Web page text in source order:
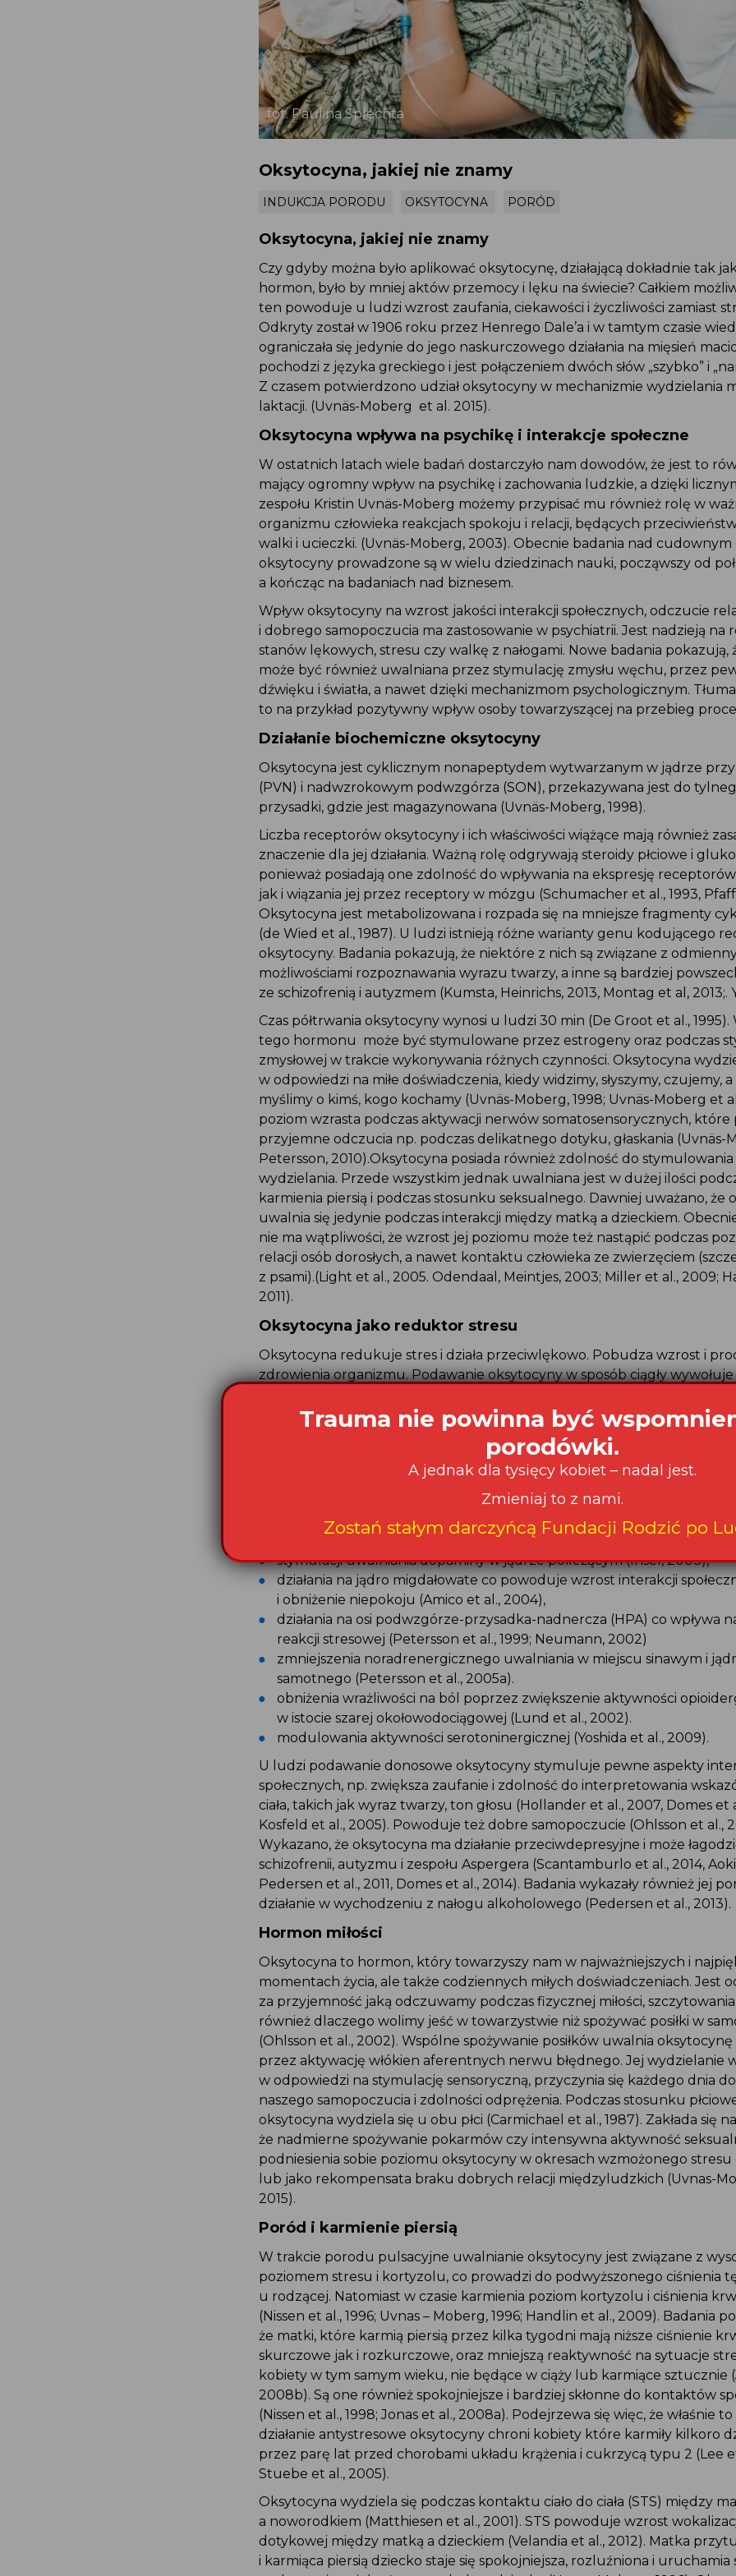
fot. Paulina Splechta
Oksytocyna, jakiej nie znamy
INDUKCJA PORODU OKSYTOCYNA PORÓD
Oksytocyna, jakiej nie znamy
Czy gdyby można było aplikować oksytocynę, działającą dokładnie tak
hormon, było by mniej aktów przemocy i lęku na świecie? Całkiem
ten powoduje u ludzi wzrost zaufania, ciekawości i życzliwości zamiast
Odkryty został w 1906 roku przez Henrego Dale’a i w tamtym czasie
ograniczała się jedynie do jego naskurczowego działania na mięsień
pochodzi z języka greckiego i jest połączeniem dwóch słów „szybko” i
Z czasem potwierdzono udział oksytocyny w mechanizmie wydzielania
laktacji. (Uvnäs-Moberg et al. 2015).
Oksytocyna wpływa na psychikę i interakcje społeczne
W ostatnich latach wiele badań dostarczyło nam dowodów, że jest to
mający ogromny wpływ na psychikę i zachowania ludzkie, a dzięki
zespołu Kristin Uvnäs-Moberg możemy przypisać mu również rolę w
organizmu człowieka reakcjach spokoju i relacji, będących
walki i ucieczki. (Uvnäs-Moberg, 2003). Obecnie badania nad cudownym
oksytocyny prowadzone są w wielu dziedzinach nauki, począwszy od
a kończąc na badaniach nad biznesem.
Wpływ oksytocyny na wzrost jakości interakcji społecznych, odczucie
i dobrego samopoczucia ma zastosowanie w psychiatrii. Jest nadzieją na
stanów lękowych, stresu czy walkę z nałogami. Nowe badania pokazują,
może być również uwalniana przez stymulację zmysłu węchu, przez
dźwięku i światła, a nawet dzięki mechanizmom psychologicznym.
to na przykład pozytywny wpływ osoby towarzyszącej na przebieg
Działanie biochemiczne oksytocyny
Oksytocyna jest cyklicznym nonapeptydem wytwarzanym w jądrze
(PVN) i nadwzrokowym podwzgórza (SON), przekazywana jest do
przysadki, gdzie jest magazynowana (Uvnäs-Moberg, 1998).
Liczba receptorów oksytocyny i ich właściwości wiążące mają również
znaczenie dla jej działania. Ważną rolę odgrywają steroidy płciowe i
ponieważ posiadają one zdolność do wpływania na ekspresję
jak i wiązania jej przez receptory w mózgu (Schumacher et al., 1993, Pfaff
Oksytocyna jest metabolizowana i rozpada się na mniejsze fragmenty
(de Wied et al., 1987). U ludzi istnieją różne warianty genu kodującego
oksytocyny. Badania pokazują, że niektóre z nich są związane z
możliwościami rozpoznawania wyrazu twarzy, a inne są bardziej
ze schizofrenią i autyzmem (Kumsta, Heinrichs, 2013, Montag et al, 2013;.
Czas półtrwania oksytocyny wynosi u ludzi 30 min (De Groot et al., 1995).
tego hormonu może być stymulowane przez estrogeny oraz podczas
zmysłowej w trakcie wykonywania różnych czynności. Oksytocyna
w odpowiedzi na miłe doświadczenia, kiedy widzimy, słyszymy, czujemy,
myślimy o kimś, kogo kochamy (Uvnäs-Moberg, 1998; Uvnäs-Moberg et
poziom wzrasta podczas aktywacji nerwów somatosensorycznych, które
przyjemne odczucia np. podczas delikatnego dotyku, głaskania (Uvnäs-
Petersson, 2010).Oksytocyna posiada również zdolność do stymulowania
wydzielania. Przede wszystkim jednak uwalniana jest w dużej ilości
karmienia piersią i podczas stosunku seksualnego. Dawniej uważano, że
uwalnia się jedynie podczas interakcji między matką a dzieckiem.
nie ma wątpliwości, że wzrost jej poziomu może też nastąpić podczas
relacji osób dorosłych, a nawet kontaktu człowieka ze zwierzęciem
z psami).(Light et al., 2005. Odendaal, Meintjes, 2003; Miller et al., 2009;
2011).
Oksytocyna jako reduktor stresu
Oksytocyna redukuje stres i działa przeciwlękowo. Pobudza wzrost i
zdrowienia organizmu. Podawanie oksytocyny w sposób ciągły wywołuje
iniekcje lub podaż do komór mózgowych powodują zmniejszenie
poziomu kortyzolu i obniżenie progu bólu. Oddziałuje również na
hormonów żołądkowo-jelitowych. Poziom insuliny zwiększa się w okresie
tygodni po podaniu ostatniej dawki oksytocyny (Petersson et al., 2005b).
podawanie oksytocyny zwiększa tempo uczenia się i gojenie się ran
1998; Uvnas – Moberg et al, 2000). Dodatkowo wpływ tego hormonu na
samopoczucie można wynikać z:
stymulacji uwalniania dopaminy w jądrze półleżącym (Insel, 2003),
działania na jądro migdałowate co powoduje wzrost interakcji
i obniżenie niepokoju (Amico et al., 2004),
działania na osi podwzgórze-przysadka-nadnercza (HPA) co wpływa
reakcji stresowej (Petersson et al., 1999; Neumann, 2002)
zmniejszenia noradrenergicznego uwalniania w miejscu sinawym i
samotnego (Petersson et al., 2005a).
obniżenia wrażliwości na ból poprzez zwiększenie aktywności
w istocie szarej okołowodociągowej (Lund et al., 2002).
modulowania aktywności serotoninergicznej (Yoshida et al., 2009).
U ludzi podawanie donosowe oksytocyny stymuluje pewne aspekty
społecznych, np. zwiększa zaufanie i zdolność do interpretowania
ciała, takich jak wyraz twarzy, ton głosu (Hollander et al., 2007, Domes et
Kosfeld et al., 2005). Powoduje też dobre samopoczucie (Ohlsson et al.,
Wykazano, że oksytocyna ma działanie przeciwdepresyjne i może
schizofrenii, autyzmu i zespołu Aspergera (Scantamburlo et al., 2014, Aoki
Pedersen et al., 2011, Domes et al., 2014). Badania wykazały również jej
działanie w wychodzeniu z nałogu alkoholowego (Pedersen et al., 2013).
Hormon miłości
Oksytocyna to hormon, który towarzyszy nam w najważniejszych i
momentach życia, ale także codziennych miłych doświadczeniach. Jest
za przyjemność jaką odczuwamy podczas fizycznej miłości,
również dlaczego wolimy jeść w towarzystwie niż spożywać posiłki w
(Ohlsson et al., 2002). Wspólne spożywanie posiłków uwalnia oksytocynę
przez aktywację włókien aferentnych nerwu błędnego. Jej wydzielanie
w odpowiedzi na stymulację sensoryczną, przyczynia się każdego dnia
naszego samopoczucia i zdolności odprężenia. Podczas stosunku
oksytocyna wydziela się u obu płci (Carmichael et al., 1987). Zakłada się
że nadmierne spożywanie pokarmów czy intensywna aktywność
podniesienia sobie poziomu oksytocyny w okresach wzmożonego stresu
lub jako rekompensata braku dobrych relacji międzyludzkich (Uvnas-
2015).
Poród i karmienie piersią
W trakcie porodu pulsacyjne uwalnianie oksytocyny jest związane z
poziomem stresu i kortyzolu, co prowadzi do podwyższonego ciśnienia
u rodzącej. Natomiast w czasie karmienia poziom kortyzolu i ciśnienia
(Nissen et al., 1996; Uvnas – Moberg, 1996; Handlin et al., 2009). Badania
że matki, które karmią piersią przez kilka tygodni mają niższe ciśnienie
skurczowe jak i rozkurczowe, oraz mniejszą reaktywność na sytuacje
kobiety w tym samym wieku, nie będące w ciąży lub karmiące sztucznie
2008b). Są one również spokojniejsze i bardziej skłonne do kontaktów
(Nissen et al., 1998; Jonas et al., 2008a). Podejrzewa się więc, że właśnie
działanie antystresowe oksytocyny chroni kobiety które karmiły kilkoro
przez parę lat przed chorobami układu krążenia i cukrzycą typu 2 (Lee
Stuebe et al., 2005).
Oksytocyna wydziela się podczas kontaktu ciało do ciała (STS) między
a noworodkiem (Matthiesen et al., 2001). STS powoduje wzrost
dotykowej między matką a dzieckiem (Velandia et al., 2012). Matka
i karmiąca piersią dziecko staje się spokojniejsza, rozluźniona i uruchamia
Trauma nie powinna być
porodówki.
A jednak dla tysięcy kobiet – nadal jest.
Zmieniaj to z nami.
Zostań stałym darczyńcą Fundacji Rodzić po